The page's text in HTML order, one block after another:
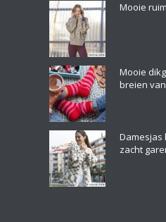
Mooie
Mooie
breien
Damesjas
zacht